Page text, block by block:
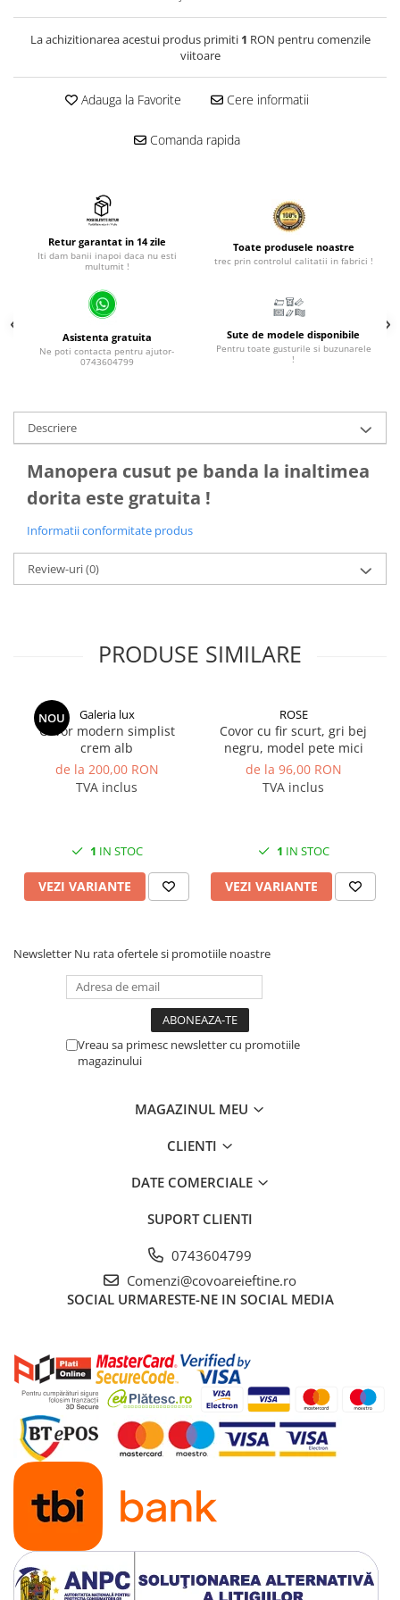
La achizitionarea acestui produs primiti 1 RON pentru comenzile
viitoare
Adauga la Favorite Cere informatii
Comanda rapida
Retur garantat in 14 zile
Iti dam banii inapoi daca nu esti
multumit !
Toate produsele noastre
trec prin controlul calitatii in fabrici !
Asistenta gratuita
Ne poti contacta pentru ajutor-
0743604799
Sute de modele disponibile
Pentru toate gusturile si buzunarele
!
Descriere
Manopera cusut pe banda la inaltimea
dorita este gratuita !
Informatii conformitate produs
Review-uri(0)
PRODUSE SIMILARE
NOU Galeria lux
Covor modern simplist
crem alb
de la 200,00 RON
TVA inclus
1 IN STOC
VEZI VARIANTE
ROSE
Covor cu fir scurt, gri bej
negru, model pete mici
de la 96,00 RON
TVA inclus
1 IN STOC
VEZI VARIANTE
Newsletter Nu rata ofertele si promotiile noastre
Vreau sa primesc newsletter cu promotiile
magazinului
MAGAZINUL MEU
CLIENTI
DATE COMERCIALE
SUPORT CLIENTI
0743604799
Comenzi@covoareieftine.ro
SOCIAL URMARESTE-NE IN SOCIAL MEDIA